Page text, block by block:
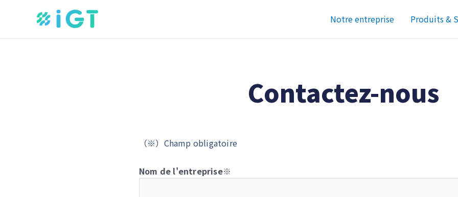
Notre entreprise Produits &
Contactez-nous
（※）Champ obligatoire
Nom de l'entreprise※